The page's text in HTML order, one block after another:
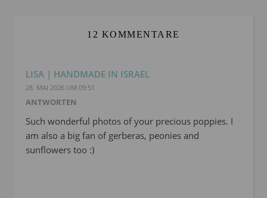
12 KOMMENTARE
LISA | HANDMADE IN ISRAEL
28. MAI 2026 UM 09:51
ANTWORTEN
Such wonderful photos of your precious poppies. I
am also a big fan of gerberas, peonies and
sunflowers too :)